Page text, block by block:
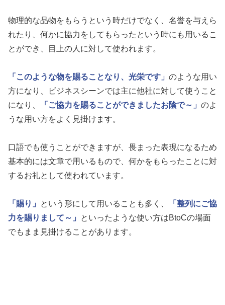
物理的な品物をもらうという時だけでなく、名誉を与えら
れたり、何かに協力をしてもらったという時にも用いるこ
とができ、目上の人に対して使われます。
「このような物を賜ることなり、光栄です」 のような用い
方になり、ビジネスシーンでは主に他社に対して使うこと
になり、
「ご協力を賜ることができましたお陰で～」 のよ
うな用い方をよく見掛けます。
口語でも使うことができますが、畏まった表現になるため
基本的には文章で用いるもので、何かをもらったことに対
するお礼として使われています。
「賜り」 という形にして用いることも多く、
「整列にご協
力を賜りまして～」
といったような使い方はBtoCの場面
でもまま見掛けることがあります。